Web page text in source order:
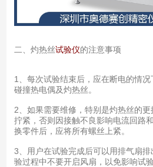
二、灼热丝试验仪的注意事项
1、每次试验结束后，应在断电的情
碰撞热电偶及灼热丝。
2、如果需要维修，特别是灼热丝的
拧紧，否则因接触不良影响电流回路
换零件后，应将所有螺丝上紧。
3、用户在试验完成后可以用排气扇
验过程中不要开启风扇，以免影响试验